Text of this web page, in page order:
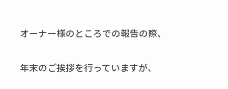
オーナー様のところでの報告の際、
年末のご挨拶を行っていますが、